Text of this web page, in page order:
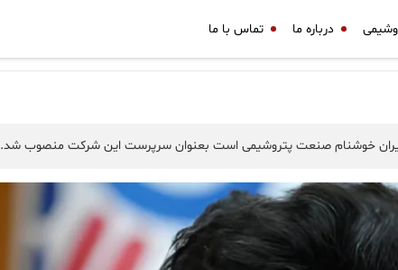
درباره ما تماس با ما
خوشنام صنعت پتروشیمی است بعنوان سرپرست این شرکت منصوب شد.